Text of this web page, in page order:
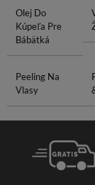
Olej Do
Kúpeľa Pre
Bábätká
Peeling Na
Vlasy